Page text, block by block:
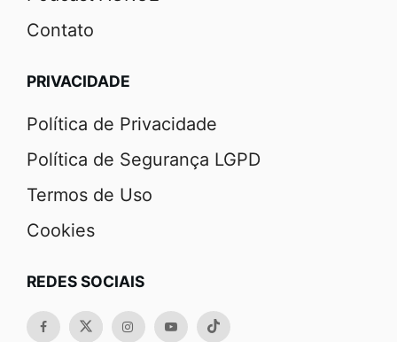
Contato
PRIVACIDADE
Política de Privacidade
Política de Segurança LGPD
Termos de Uso
Cookies
REDES SOCIAIS